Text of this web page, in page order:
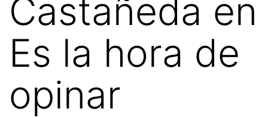
Castañeda en
Es la hora de
opinar